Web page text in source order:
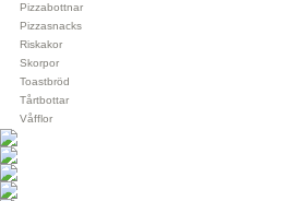
Pizzabottnar
Pizzasnacks
Riskakor
Skorpor
Toastbröd
Tårtbottar
Våfflor